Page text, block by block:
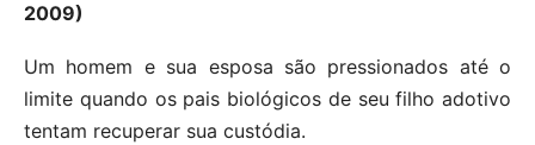
2009)
Um homem e sua esposa são pressionados até o
limite quando os pais biológicos de seu filho adotivo
tentam recuperar sua custódia.